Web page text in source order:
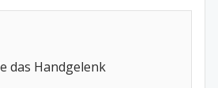
das Handgelenk